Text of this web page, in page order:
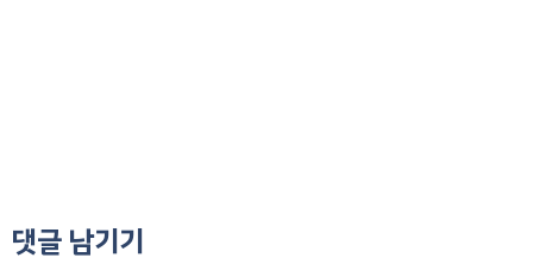
댓글 남기기